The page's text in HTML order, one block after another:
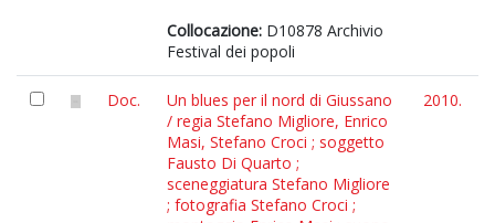
Collocazione: D10878 Archivio
Festival dei popoli
Doc.
Un blues per il nord di Giussano
/ regia Stefano Migliore, Enrico
Masi, Stefano Croci ; soggetto
Fausto Di Quarto ;
sceneggiatura Stefano Migliore
; fotografia Stefano Croci ;
2010.